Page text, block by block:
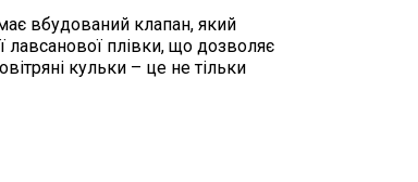
вбудований клапан, який
лавсанової плівки, що дозволяє
кульки – це не тільки